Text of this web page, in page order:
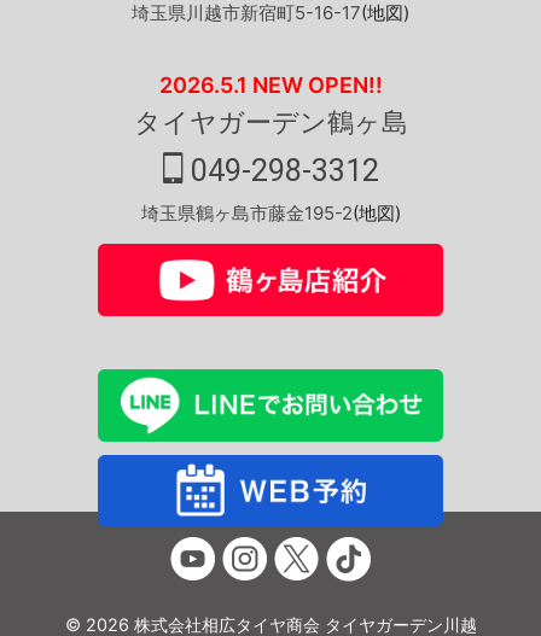
埼玉県川越市新宿町5-16-17(地図)
2026.5.1 NEW OPEN!!
タイヤガーデン鶴ヶ島
049-298-3312
埼玉県鶴ヶ島市藤金195-2(地図)
© 2026 株式会社相広タイヤ商会 タイヤガーデン川越